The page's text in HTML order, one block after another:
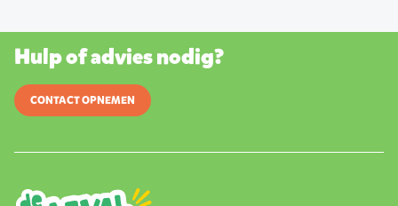
Hulp of advies nodig?
CONTACT OPNEMEN